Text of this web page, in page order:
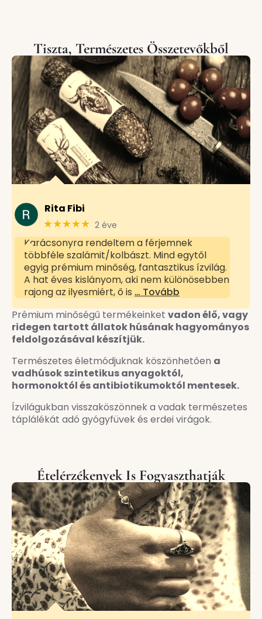
Tiszta, Természetes Összetevőkből
Rita Fibi
★★★★★ 2 éve
Karácsonyra rendeltem a férjemnek
többféle szalámit/kolbászt. Mind egytől
egyig prémium minőség, fantasztikus ízvilág.
A hat éves kislányom, aki nem különösebben
rajong az ilyesmiért, ő is … Tovább
Prémium minőségű termékeinket vadon élő, vagy
ridegen tartott állatok húsának hagyományos
feldolgozásával készítjük.
Természetes életmódjuknak köszönhetően a
vadhúsok szintetikus anyagoktól,
hormonoktól és antibiotikumoktól mentesek.
Ízvilágukban visszaköszönnek a vadak természetes
táplálékát adó gyógyfüvek és erdei virágok.
Ételérzékenyek Is Fogyaszthatják